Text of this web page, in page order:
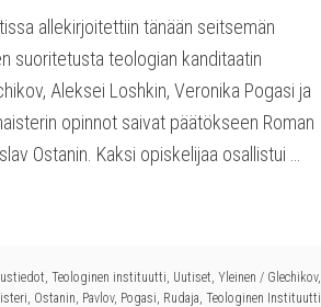
allekirjoitettiin tänään seitsemän
suoritetusta teologian kanditaatin
Aleksei Loshkin, Veronika Pogasi ja
opinnot saivat päätökseen Roman
Ostanin. Kaksi opiskelijaa osallistui …
, Teologinen instituutti, Uutiset, Yleinen / Glechikov,
, Ostanin, Pavlov, Pogasi, Rudaja, Teologinen Instituutti